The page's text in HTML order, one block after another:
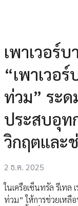
เพาเวอร์
“เพาเวอ
ท่วม” ระ
ประสบอุท
วิกฤตและ
2 ธ.ค. 2025
ในเครือเซ็นทรัล รีเทล
ท่วม” ให้การช่วยเหลื